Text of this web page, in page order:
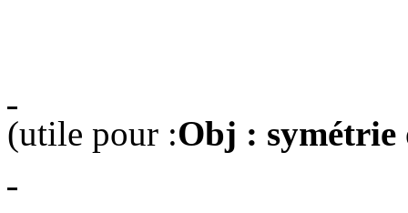
(utile pour :Obj : symétrie